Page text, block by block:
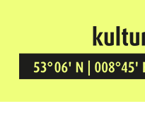
Kultur Vor Ort
BREMEN GRÖPELINGEN